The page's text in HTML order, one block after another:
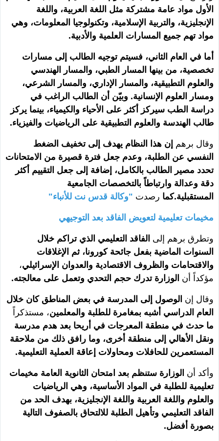
الأول مواد عامة مشتركة مثل اللغة العربية، واللغة
الإنجليزية، والتربية الإسلامية، وتكنولوجيا المعلومات، وهي
مواد تهم جميع المسارات العلمية والأدبية.
أما في العام الثاني، فسيتم توجيه الطالب إلى مسارات
تخصصية، من بينها المسار الطبي، والمسار الهندسي
والعلوم التطبيقية، والمسار الإداري، والمسار الشرعي،
ومسار العلوم الإنسانية. وبيّن أن الطالب الراغب في
دراسة الطب سيركز أكثر على الأحياء والكيمياء، بينما يركز
طالب الهندسة والعلوم التطبيقية على الرياضيات والفيزياء.
وقال برهم إن هذا النظام يهدف إلى تخفيف الضغط
النفسي عن الطلبة، وعدم جعل فترة قصيرة من الامتحانات
تحدد مصير الطالب بالكامل، إضافة إلى جعل التقييم أكثر
دقة وعدالة وارتباطاً بالتخصصات الجامعية
المستقبلية.كما رصدت "وكالة قدس نت للأنباء"
مخيمات تعليمية لتعويض الفاقد بعد التوجيهي
وتطرق برهم إلى الفاقد التعليمي الذي تراكم خلال
السنوات الماضية بفعل جائحة كورونا، ثم الإغلاقات
والاقتحامات والظروف الاقتصادية والعدوان الإسرائيلي،
مؤكداً أن الوزارة تدرك حجم التحدي وتعمل على معالجته.
وقال إن الوصول إلى المدرسة في بعض المناطق كان خلال
العام الدراسي أشبه بمغامرة للطلبة والمعلمين، مستذكراً
ما حدث في منطقة المعرجات في أريحا بعد هدم مدرسة
ونقل الأهالي إلى منطقة أخرى، وما رافق ذلك من ملاحقة
المستعمرين للحافلات ومحاولات إعاقة العملية التعليمية.
وأكد أن الوزارة ستنظم بعد امتحان الثانوية العامة مخيمات
تعليمية للطلبة في المواد الأساسية، وهي الرياضيات
والعلوم واللغة العربية واللغة الإنجليزية، بهدف الحد من
الفاقد التعليمي وتأهيل الطلبة للالتحاق بالصفوف التالية
بصورة أفضل.